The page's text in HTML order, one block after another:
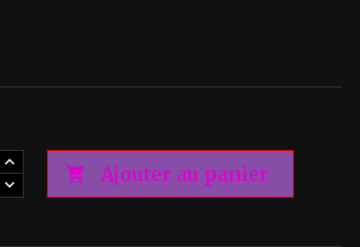
 Ajouter au panier